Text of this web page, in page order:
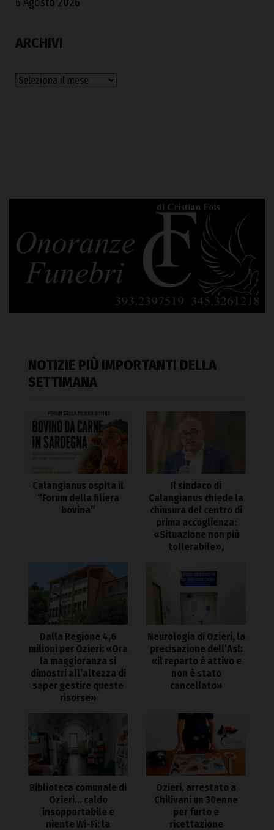
ARCHIVI
Archivi
NOTIZIE PIÙ IMPORTANTI DELLA
SETTIMANA
Calangianus ospita il
“Forum della filiera
bovina”
Il sindaco di
Calangianus chiede la
chiusura del centro di
prima accoglienza:
«Situazione non più
tollerabile»,
Dalla Regione 4,6
milioni per Ozieri: «Ora
la maggioranza si
dimostri all’altezza di
saper gestire queste
risorse»
Neurologia di Ozieri, la
precisazione dell’Asl:
«il reparto è attivo e
non è stato
cancellato»
Biblioteca comunale di
Ozieri… caldo
insopportabile e
niente Wi-Fi: la
Ozieri, arrestato a
Chilivani un 30enne
per furto e
ricettazione